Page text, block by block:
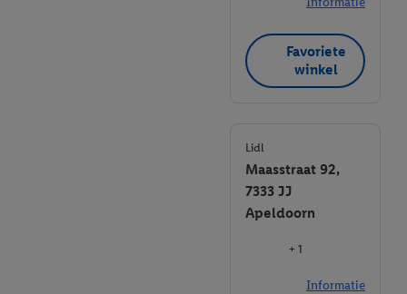
Favoriete
winkel
Lidl
Maasstraat 92,
7333 JJ
Apeldoorn
+ 1
Informatie